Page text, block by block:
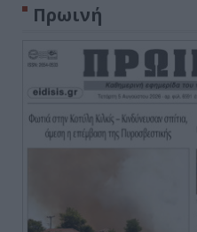
Πρωινή